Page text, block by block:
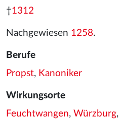
†1312
Nachgewiesen 1258.
Berufe
Propst, Kanoniker
Wirkungsorte
Feuchtwangen, Würzburg,